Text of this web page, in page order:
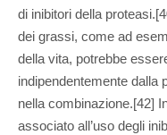
di inibitori della
dei grassi, come ad
della vita, potrebbe
indipendentemente dalla
nella combinazione.[42]
associato all’uso degli